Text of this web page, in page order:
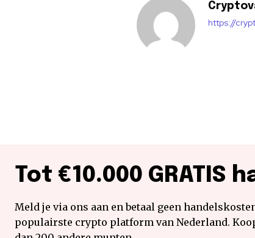
https://
Tot €10.000 GRATIS
Meld je via ons aan en betaal geen
populairste crypto platform van Nederland.